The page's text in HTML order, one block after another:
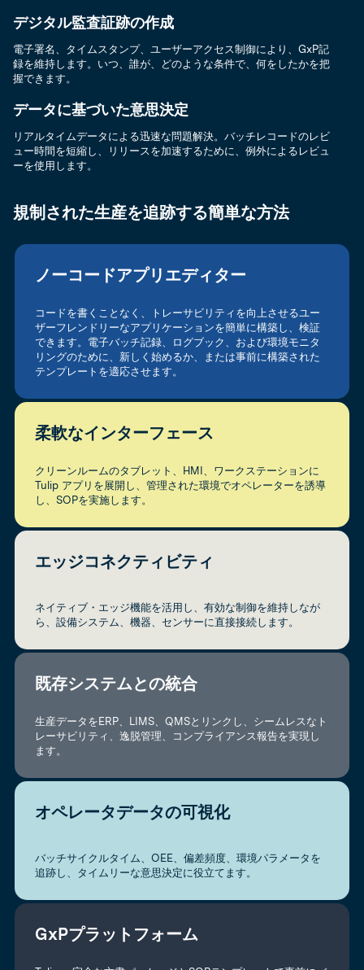
デジタル監査証跡の作成
電子署名、タイムスタンプ、ユーザーアクセス制御により、GxP記
録を維持します。いつ、誰が、どのような条件で、何をしたかを把
握できます。
データに基づいた意思決定
リアルタイムデータによる迅速な問題解決。バッチレコードのレビ
ュー時間を短縮し、リリースを加速するために、例外によるレビュ
ーを使用します。
規制された生産を追跡する簡単な方法
ノーコードアプリエディター
コードを書くことなく、トレーサビリティを向上させるユー
ザーフレンドリーなアプリケーションを簡単に構築し、検証
できます。電子バッチ記録、ログブック、および環境モニタ
リングのために、新しく始めるか、または事前に構築された
テンプレートを適応させます。
柔軟なインターフェース
クリーンルームのタブレット、HMI、ワークステーションに
Tulip アプリを展開し、管理された環境でオペレーターを誘導
し、SOPを実施します。
エッジコネクティビティ
ネイティブ・エッジ機能を活用し、有効な制御を維持しなが
ら、設備システム、機器、センサーに直接接続します。
既存システムとの統合
生産データをERP、LIMS、QMSとリンクし、シームレスなト
レーサビリティ、逸脱管理、コンプライアンス報告を実現し
ます。
オペレータデータの可視化
バッチサイクルタイム、OEE、偏差頻度、環境パラメータを
追跡し、タイムリーな意思決定に役立てます。
GxPプラットフォーム